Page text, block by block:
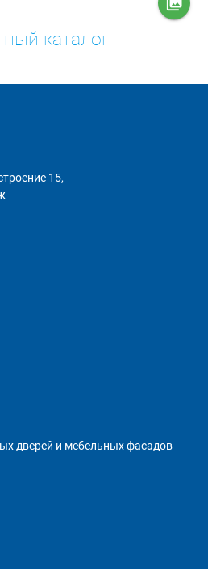
collections
каталог
15,
дверей и мебельных фасадов